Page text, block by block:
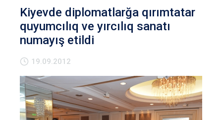
Kiyevde diplomatlarğa qırımtatar
quyumcılıq ve yırcılıq sanatı
numayış etildi
19.09.2012